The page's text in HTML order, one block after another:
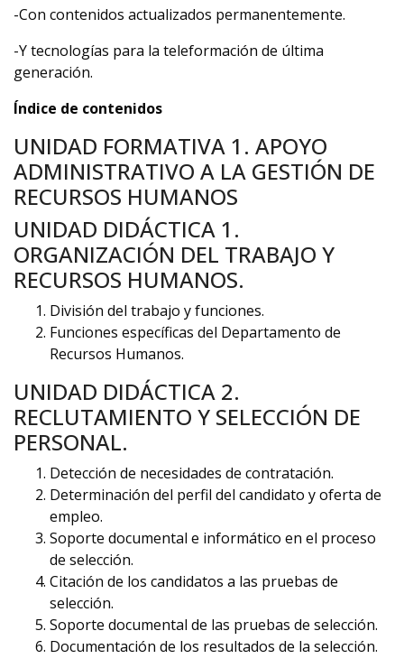
-Con contenidos actualizados permanentemente.
-Y tecnologías para la teleformación de última
generación.
Índice de contenidos
UNIDAD FORMATIVA 1. APOYO
ADMINISTRATIVO A LA GESTIÓN DE
RECURSOS HUMANOS
UNIDAD DIDÁCTICA 1.
ORGANIZACIÓN DEL TRABAJO Y
RECURSOS HUMANOS.
División del trabajo y funciones.
Funciones específicas del Departamento de
Recursos Humanos.
UNIDAD DIDÁCTICA 2.
RECLUTAMIENTO Y SELECCIÓN DE
PERSONAL.
Detección de necesidades de contratación.
Determinación del perfil del candidato y oferta de
empleo.
Soporte documental e informático en el proceso
de selección.
Citación de los candidatos a las pruebas de
selección.
Soporte documental de las pruebas de selección.
Documentación de los resultados de la selección.